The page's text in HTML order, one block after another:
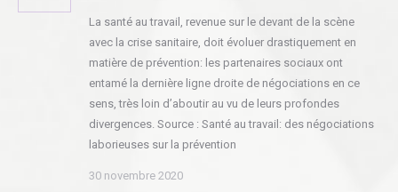
La santé au travail, revenue sur le devant de la scène
avec la crise sanitaire, doit évoluer drastiquement en
matière de prévention: les partenaires sociaux ont
entamé la dernière ligne droite de négociations en ce
sens, très loin d’aboutir au vu de leurs profondes
divergences. Source : Santé au travail: des négociations
laborieuses sur la prévention
30 novembre 2020